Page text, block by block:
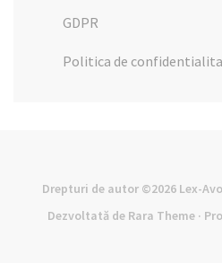
GDPR
Politica de
Drepturi de autor ©2026 Lex-
Dezvoltată de Rara Theme ·